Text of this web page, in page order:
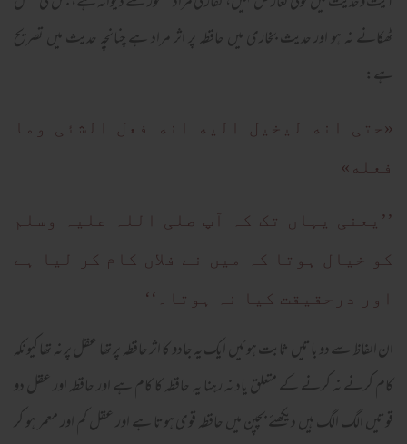
ٹھکانے نہ ہو اور حدیث بخاری میں حافظہ پر اثر مراد ہے چنانچہ حدیث میں تصریح
ہے:
«حتی انه لیخیل الیه انه فعل الشئی وما
فعله»
’’یعنی یہاں تک کہ آپ صلی اللہ علیہ وسلم
کو خیال ہوتا کہ میں نے فلاں کام کر لیا ہے
اور درحقیقت کیا نہ ہوتا۔‘‘
ان الفاظ سے دو باتیں ثابت ہوئیں ایک یہ جادو کا اثر حافظہ پر تھا عقل پر نہ تھا کیونکہ
کام کرنے نہ کرنے کے متعلق یاد نہ رہنا یہ حافظہ کا کام ہے اور حافظہ اور عقل دو
قوتیں الگ الگ ہیں دیکھئے بچپن میں حافظہ قوی ہوتا ہے اور عقل کم اور معمر ہو کر